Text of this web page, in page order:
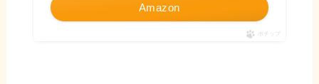
Amazon
ポチップ